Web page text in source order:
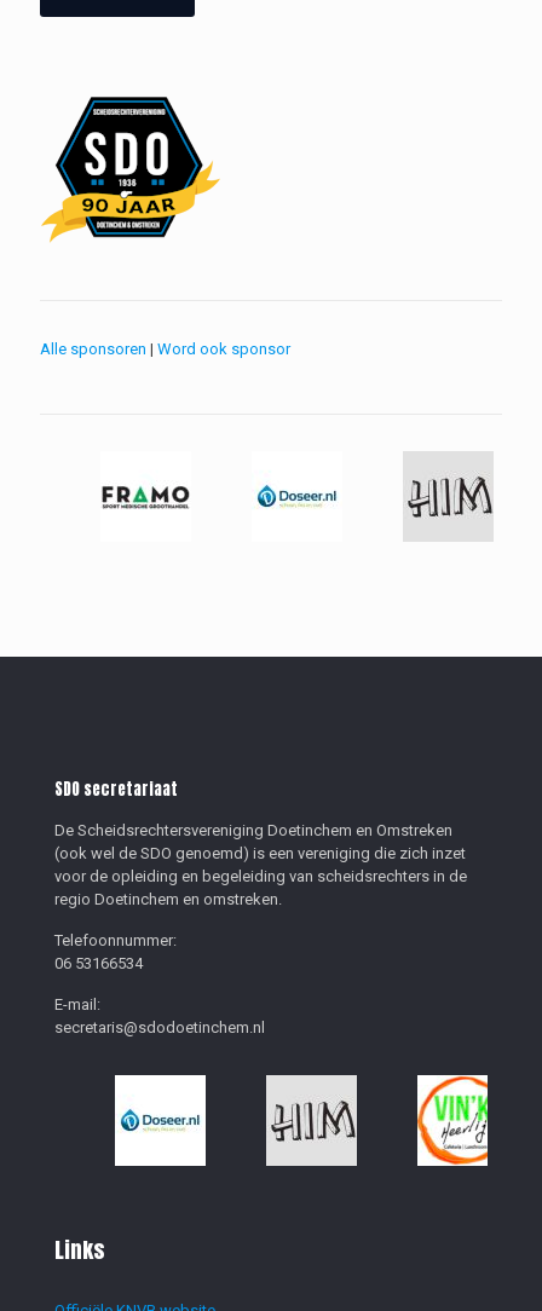
Alle sponsoren | Word ook sponsor
SDO secretariaat
De Scheidsrechtersvereniging Doetinchem en Omstreken
(ook wel de SDO genoemd) is een vereniging die zich inzet
voor de opleiding en begeleiding van scheidsrechters in de
regio Doetinchem en omstreken.
Telefoonnummer:
06 53166534
E-mail:
secretaris@sdodoetinchem.nl
Links